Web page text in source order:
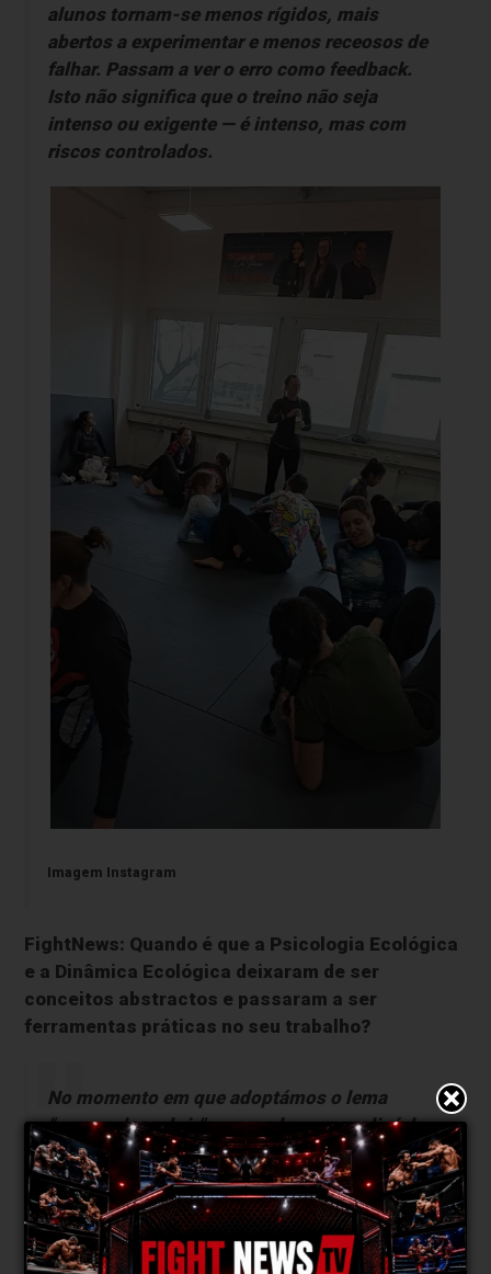
alunos tornam-se menos rígidos, mais
abertos a experimentar e menos receosos de
falhar. Passam a ver o erro como feedback.
Isto não significa que o treino não seja
intenso ou exigente — é intenso, mas com
riscos controlados.
Imagem Instagram
FightNews: Quando é que a Psicologia Ecológica
e a Dinâmica Ecológica deixaram de ser
conceitos abstractos e passaram a ser
ferramentas práticas no seu trabalho?
No momento em que adoptámos o lema
“vamos descobrir” e aprendemos a aplicá-lo
por tentativa e erro. Criávamos um jogo,
observávamos se os alunos apresentavam os
comportamentos desejados e, caso não
acontecesse, ajustávamos o jogo ou a forma
como dávamos instruções. Quando